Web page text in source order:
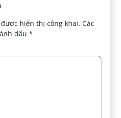
hiển thị công khai. Các
dấu*